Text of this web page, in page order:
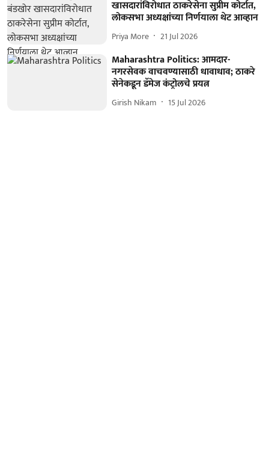
खासदारांविरोधात ठाकरेसेना सुप्रीम कोर्टात,
लोकसभा अध्यक्षांच्या निर्णयाला थेट आव्हान
Priya More 21 Jul 2026
Maharashtra Politics: आमदार-
नगरसेवक वाचवण्यासाठी धावाधाव; ठाकरे
सेनेकडून डॅमेज कंट्रोलचे प्रयत्न
Girish Nikam 15 Jul 2026